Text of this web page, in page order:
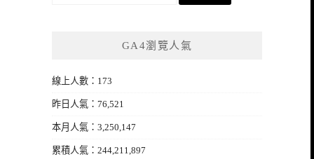
GA4瀏覽人氣
線上人數：173
昨日人氣：76,521
本月人氣：3,250,147
累積人氣：244,211,897